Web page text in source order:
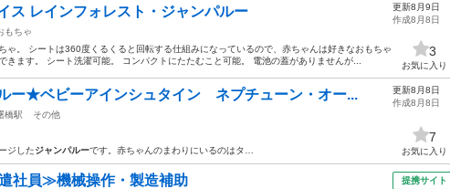
ス レインフォレスト・ジャンパルー
もちゃ
ゃ。 シートは360度くるくると回転する仕組みになっているので、赤ちゃんは好きなおもちゃ
きます。 シート洗濯可能。 コンパクトにたたむこと可能。 電池の蓋がありませんが...
更新8月9日
作成8月8日
3
お気に入り
ルー★ベビーアインシュタイン ネプチューン・オー...
橋駅
その他
ジしたジャンパルーです。赤ちゃんのまわりにいるのはタ…
更新8月8日
作成8月8日
7
お気に入り
社員≫機械操作・製造補助 提携サイト